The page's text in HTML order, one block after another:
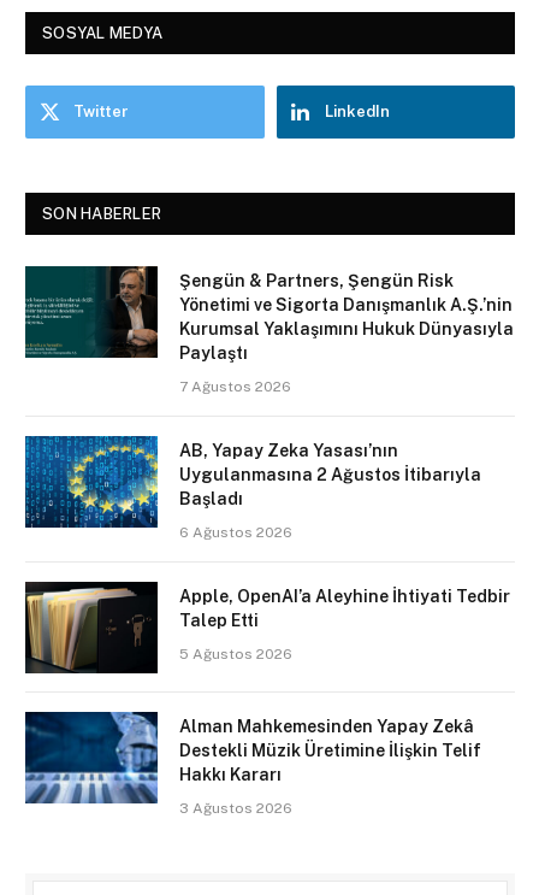
SOSYAL MEDYA
Twitter LinkedIn
SON HABERLER
Şengün & Partners, Şengün Risk
Yönetimi ve Sigorta Danışmanlık A.Ş.’nin
Kurumsal Yaklaşımını Hukuk Dünyasıyla
Paylaştı
7 Ağustos 2026
AB, Yapay Zeka Yasası’nın
Uygulanmasına 2 Ağustos İtibarıyla
Başladı
6 Ağustos 2026
Apple, OpenAI’a Aleyhine İhtiyati Tedbir
Talep Etti
5 Ağustos 2026
Alman Mahkemesinden Yapay Zekâ
Destekli Müzik Üretimine İlişkin Telif
Hakkı Kararı
3 Ağustos 2026